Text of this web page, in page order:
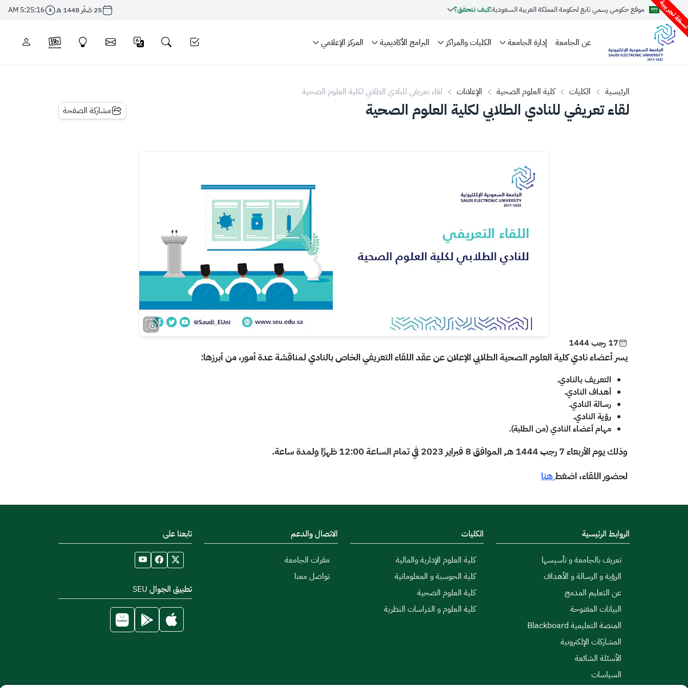
تجريبية موقع حكومي رسمي تابع لحكومة المملكة العربية السعودية:كيف تتحقق؟ 25 صَفَر 1448 هـ 5:25:16 AM
عن الجامعة إدارة الجامعة الكليات والمراكز البرامج الأكاديمية المركز الإعلامي
الرئيسية الكليات كلية العلوم الصحية الإعلانات لقاء تعريفي للنادي الطلابي لكلية العلوم الصحية
لقاء تعريفي للنادي الطلابي لكلية العلوم الصحية مشاركة الصفحة
17 رجب 1444
يسر أعضاء نادي كلية العلوم الصحية الطلابي الإعلان عن عقد اللقاء التعريفي الخاص بالنادي لمناقشة عدة أمور، من أبرزها:
التعريف بالنادي.
أهداف النادي.
رسالة النادي.
رؤية النادي.
مهام أعضاء النادي (من الطلبة).
وذلك يوم الأربعاء 7 رجب 1444 هـ, الموافق 8 فبراير 2023 في تمام الساعة 12:00 ظهرًا ولمدة ساعة.
لحضور اللقاء، اضغطهنا
الروابط الرئيسية
تعريف بالجامعة و تأسيسها
الرؤية و الرسالة و الأهداف
عن التعليم المدمج
البيانات المفتوحة
المنصة التعليمية Blackboard
المشاركات الإلكترونية
الأسئلة الشائعة
السياسات
الكليات
كلية العلوم الإدارية والمالية
كلية الحوسبة و المعلوماتية
كلية العلوم الصحية
كلية العلوم و الدراسات النظرية
الاتصال والدعم
مقرات الجامعة
تواصل معنا
تابعنا على
تطبيق الجوال SEU